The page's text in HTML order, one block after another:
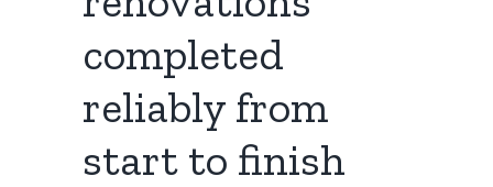
completed
reliably from
start to finish